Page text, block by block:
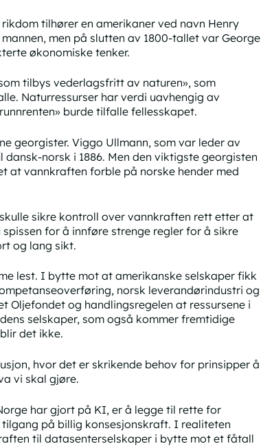
tilhører en amerikaner ved navn Henry
men på slutten av 1800-tallet var George
økonomiske tenker.
tilbys vederlagsfritt av naturen», som
Naturressurser har verdi uavhengig av
burde tilfalle fellesskapet.
georgister. Viggo Ullmann, som var leder av
norsk i 1886. Men den viktigste georgisten
at vannkraften forble på norske hender med
sikre kontroll over vannkraften rett etter at
for å innføre strenge regler for å sikre
og lang sikt.
lest. I bytte mot at amerikanske selskaper fikk
norsk leverandørindustri og
Oljefondet og handlingsregelen at ressursene i
selskaper, som også kommer fremtidige
det ikke.
hvor det er skrikende behov for prinsipper å
vi skal gjøre.
har gjort på KI, er å legge til rette for
på billig konsesjonskraft. I realiteten
til datasenterselskaper i bytte mot et fåtall